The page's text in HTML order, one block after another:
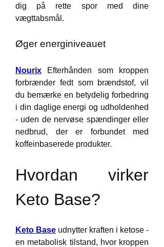
dig på rette spor med dine
vægttabsmål.
Øger energiniveauet
Nourix Efterhånden som kroppen
forbrænder fedt som brændstof, vil
du bemærke en betydelig forbedring
i din daglige energi og udholdenhed
- uden de nervøse spændinger eller
nedbrud, der er forbundet med
koffeinbaserede produkter.
Hvordan virker
Keto Base?
Keto Base udnytter kraften i ketose -
en metabolisk tilstand, hvor kroppen